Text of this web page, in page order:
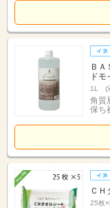
Ｂ
ド
1L (
角質
保ち
ＣＨ
25枚